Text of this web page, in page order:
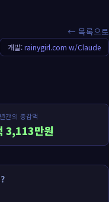
← 목록으로
개발:rainygirl.com w/Claude
간의 증감액
3,113만원